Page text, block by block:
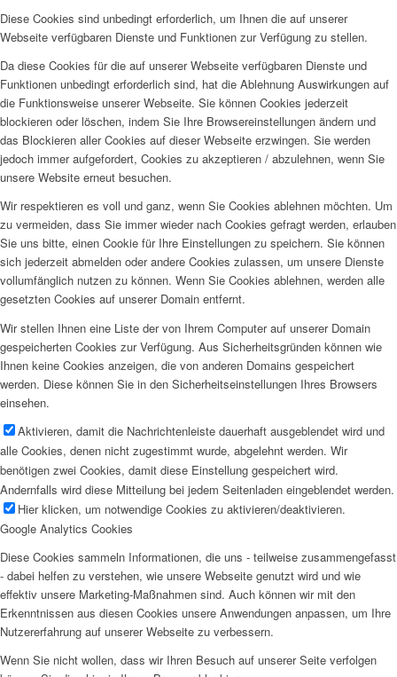
Diese Cookies sind unbedingt erforderlich, um Ihnen die auf unserer
Webseite verfügbaren Dienste und Funktionen zur Verfügung zu stellen.
Da diese Cookies für die auf unserer Webseite verfügbaren Dienste und
Funktionen unbedingt erforderlich sind, hat die Ablehnung Auswirkungen auf
die Funktionsweise unserer Webseite. Sie können Cookies jederzeit
blockieren oder löschen, indem Sie Ihre Browsereinstellungen ändern und
das Blockieren aller Cookies auf dieser Webseite erzwingen. Sie werden
jedoch immer aufgefordert, Cookies zu akzeptieren / abzulehnen, wenn Sie
unsere Website erneut besuchen.
Wir respektieren es voll und ganz, wenn Sie Cookies ablehnen möchten. Um
zu vermeiden, dass Sie immer wieder nach Cookies gefragt werden, erlauben
Sie uns bitte, einen Cookie für Ihre Einstellungen zu speichern. Sie können
sich jederzeit abmelden oder andere Cookies zulassen, um unsere Dienste
vollumfänglich nutzen zu können. Wenn Sie Cookies ablehnen, werden alle
gesetzten Cookies auf unserer Domain entfernt.
Wir stellen Ihnen eine Liste der von Ihrem Computer auf unserer Domain
gespeicherten Cookies zur Verfügung. Aus Sicherheitsgründen können wie
Ihnen keine Cookies anzeigen, die von anderen Domains gespeichert
werden. Diese können Sie in den Sicherheitseinstellungen Ihres Browsers
einsehen.
Aktivieren, damit die Nachrichtenleiste dauerhaft ausgeblendet wird und
alle Cookies, denen nicht zugestimmt wurde, abgelehnt werden. Wir
benötigen zwei Cookies, damit diese Einstellung gespeichert wird.
Andernfalls wird diese Mitteilung bei jedem Seitenladen eingeblendet werden.
Hier klicken, um notwendige Cookies zu aktivieren/deaktivieren.
Google Analytics Cookies
Diese Cookies sammeln Informationen, die uns - teilweise zusammengefasst
- dabei helfen zu verstehen, wie unsere Webseite genutzt wird und wie
effektiv unsere Marketing-Maßnahmen sind. Auch können wir mit den
Erkenntnissen aus diesen Cookies unsere Anwendungen anpassen, um Ihre
Nutzererfahrung auf unserer Webseite zu verbessern.
Wenn Sie nicht wollen, dass wir Ihren Besuch auf unserer Seite verfolgen